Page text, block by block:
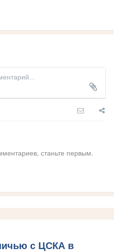
станьте первым.
с ЦСКА в